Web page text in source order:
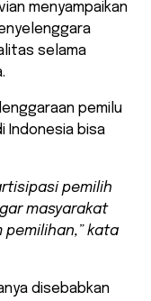
menyampaikan
selama
pemilu
Indonesia bisa
pemilih
masyarakat
kata
disebabkan